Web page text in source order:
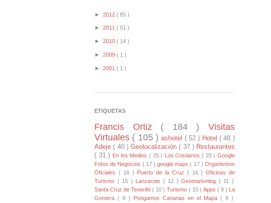
► 2012 ( 85 )
► 2011 ( 51 )
► 2010 ( 14 )
► 2009 ( 1 )
► 2001 ( 1 )
ETIQUETAS
Francis Ortiz ( 184 )Visitas
Virtuales ( 105 )ashotel ( 52 ) Hotel ( 48 )
Adeje ( 40 ) Geolocalización ( 37 ) Restaurantes
( 31 ) En los Medios ( 25 ) Los Cristianos( 25 )Google
Fotos de Negocios ( 17 )google maps( 17 )Organismos
Oficiales ( 16 ) Puerto de la Cruz ( 16 )Oficinas de
Turismo ( 15 ) Lanzarote ( 12 ) Geomarketing ( 11 )
Santa Cruz de Tenerife( 10 )Turismo ( 10 ) Apps ( 9 )
La
Gomera ( 9 ) Pongamos Canarias en el Mapa ( 9 )